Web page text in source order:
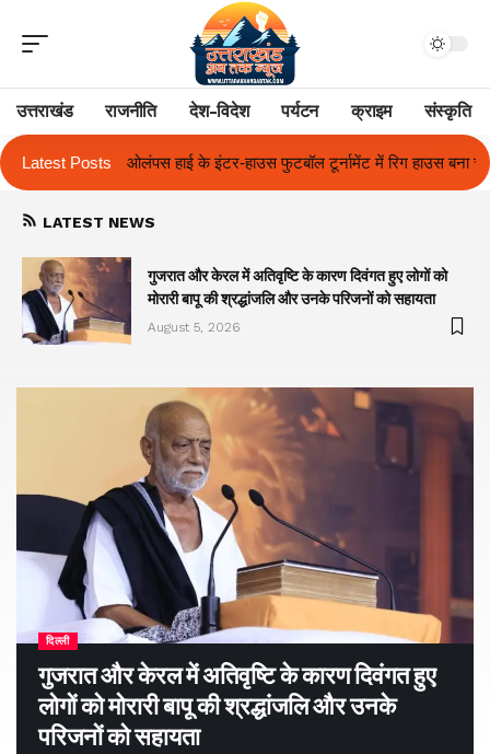
उत्तराखंड राजनीति देश-विदेश पर्यटन क्राइम संस्कृति
Latest Posts
में रिग हाउस बना चैंपियन तुलाज़ ने रचा इतिहास, संस्थान से बना
LATEST NEWS
गुजरात और केरल में अतिवृष्टि के कारण दिवंगत हुए लोगों को
मोरारी बापू की श्रद्धांजलि और उनके परिजनों को सहायता
August 5, 2026
दिल्ली
गुजरात और केरल में अतिवृष्टि के कारण दिवंगत हुए
लोगों को मोरारी बापू की श्रद्धांजलि और उनके
परिजनों को सहायता